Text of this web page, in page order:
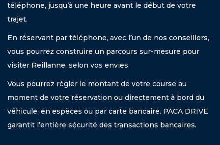
téléphone, jusqu’à une heure avant le début de votre
trajet.
En réservant par téléphone, avec l’un de nos conseillers,
vous pourrez construire un parcours sur-mesure pour
visiter Reillanne, selon vos envies.
Vous pourrez régler le montant de votre course au
moment de votre réservation ou directement à bord du
véhicule, en espèces ou par carte bancaire. PACA DRIVE
garantit l’entière sécurité des transactions bancaires.